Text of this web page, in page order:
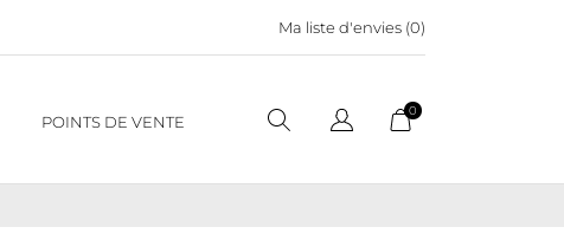
Ma liste d'envies (0)
POINTS DE VENTE
0